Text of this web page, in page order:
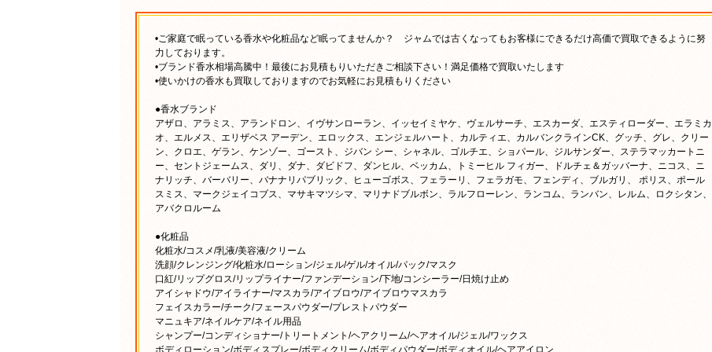
•ご家庭で眠っている香水や化粧品など眠ってませんか？ ジャムでは古くなってもお客様にできるだけ高価で買取できるように努
力しております。
•ブランド香水相場高騰中！最後にお見積もりいただきご相談下さい！満足価格で買取いたします
•使いかけの香水も買取しておりますのでお気軽にお見積もりください
●香水ブランド
アザロ、アラミス、アランドロン、イヴサンローラン、イッセイミヤケ、ヴェルサーチ、エスカーダ、エスティローダー、エラミカ
オ、エルメス、エリザベス アーデン、エロックス、エンジェルハート、カルティエ、カルバンクラインCK、グッチ、グレ、クリー
ン、クロエ、ゲラン、ケンゾー、ゴースト、ジバン シー、シャネル、ゴルチエ、ショパール、ジルサンダー、ステラマッカートニ
ー、セントジェームス、ダリ、ダナ、ダビドフ、ダンヒル、ベッカム、トミーヒル フィガー、ドルチェ＆ガッバーナ、ニコス、ニ
ナリッチ、バーバリー、バナナリパブリック、ヒューゴボス、フェラーリ、フェラガモ、フェンディ、ブルガリ、 ポリス、ポール
スミス、マークジェイコブス、マサキマツシマ、マリナドブルボン、ラルフローレン、ランコム、ランバン、レルム、ロクシタン、
アバクロルーム
●化粧品
化粧水/コスメ/乳液/美容液/クリーム
洗顔/クレンジング/化粧水/ローション/ジェル/ゲル/オイル/パック/マスク
口紅/リップグロス/リップライナー/ファンデーション/下地/コンシーラー/日焼け止め
アイシャドウ/アイライナー/マスカラ/アイブロウ/アイブロウマスカラ
フェイスカラー/チーク/フェースパウダー/プレストパウダー
マニュキア/ネイルケア/ネイル用品
シャンプー/コンディショナー/トリートメント/ヘアクリーム/ヘアオイル/ジェル/ワックス
ボディローション/ボディスプレー/ボディクリーム/ボディパウダー/ボディオイル/ヘアアイロン